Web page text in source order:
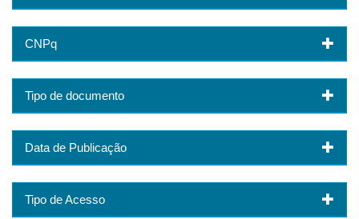
CNPq
Tipo de documento
Data de Publicação
Tipo de Acesso